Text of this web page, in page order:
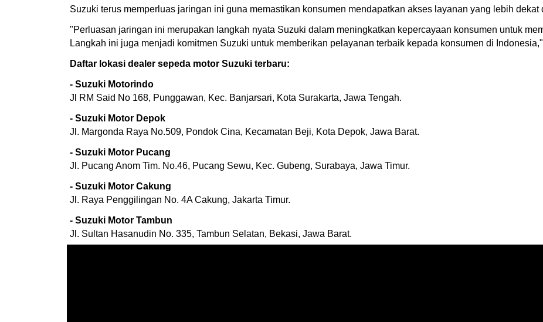
Suzuki terus memperluas jaringan ini guna memastikan konsumen mendapatkan akses layanan yang lebih dekat
"Perluasan jaringan ini merupakan langkah nyata Suzuki dalam meningkatkan kepercayaan konsumen untuk
Langkah ini juga menjadi komitmen Suzuki untuk memberikan pelayanan terbaik kepada konsumen di
Daftar lokasi dealer sepeda motor Suzuki terbaru:
- Suzuki Motorindo
Jl RM Said No 168, Punggawan, Kec. Banjarsari, Kota Surakarta, Jawa Tengah.
- Suzuki Motor Depok
Jl. Margonda Raya No.509, Pondok Cina, Kecamatan Beji, Kota Depok, Jawa Barat.
- Suzuki Motor Pucang
Jl. Pucang Anom Tim. No.46, Pucang Sewu, Kec. Gubeng, Surabaya, Jawa Timur.
- Suzuki Motor Cakung
Jl. Raya Penggilingan No. 4A Cakung, Jakarta Timur.
- Suzuki Motor Tambun
Jl. Sultan Hasanudin No. 335, Tambun Selatan, Bekasi, Jawa Barat.